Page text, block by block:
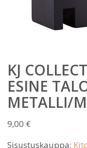
KJ
ESINE
METALLI/
9,00 €
Sisustuskauppa: